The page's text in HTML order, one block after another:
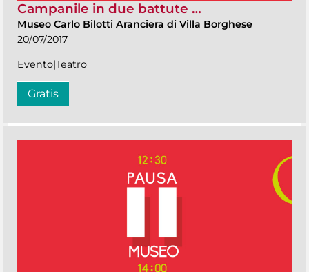
Campanile in due battute …
Museo Carlo Bilotti Aranciera di Villa Borghese
20/07/2017
Evento|Teatro
Gratis